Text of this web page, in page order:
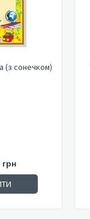
(з сонечком)
грн